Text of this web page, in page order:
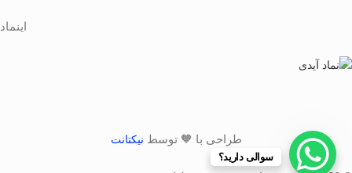
اینماد
طراحی با 🧡 توسط نیکتانت
سوالی دارید؟